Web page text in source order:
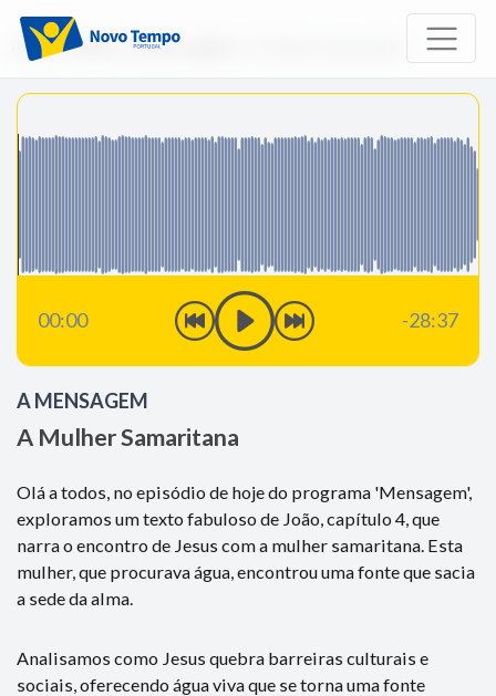
Início Rádio A Mensagem
00:00 -28:37
A MENSAGEM
A Mulher Samaritana
Olá a todos, no episódio de hoje do programa 'Mensagem',
exploramos um texto fabuloso de João, capítulo 4, que
narra o encontro de Jesus com a mulher samaritana. Esta
mulher, que procurava água, encontrou uma fonte que sacia
a sede da alma.
Analisamos como Jesus quebra barreiras culturais e
sociais, oferecendo água viva que se torna uma fonte